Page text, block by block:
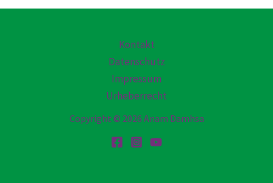
Kontakt
Datenschutz
Impressum
Urheberrecht
Copyright © 2026 Anam Damhsa